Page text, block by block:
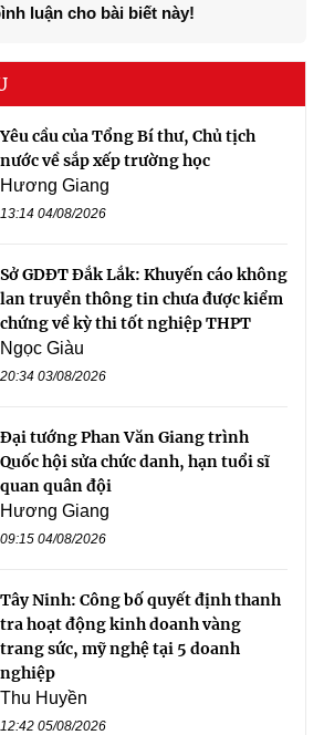
luận cho bài biết này!
Yêu cầu của Tổng Bí thư, Chủ tịch
nước về sắp xếp trường học
Hương Giang
13:14 04/08/2026
Sở GDĐT Đắk Lắk: Khuyến cáo không
lan truyền thông tin chưa được kiểm
chứng về kỳ thi tốt nghiệp THPT
Ngọc Giàu
20:34 03/08/2026
Đại tướng Phan Văn Giang trình
Quốc hội sửa chức danh, hạn tuổi sĩ
quan quân đội
Hương Giang
09:15 04/08/2026
Tây Ninh: Công bố quyết định thanh
tra hoạt động kinh doanh vàng
trang sức, mỹ nghệ tại 5 doanh
nghiệp
Thu Huyền
12:42 05/08/2026